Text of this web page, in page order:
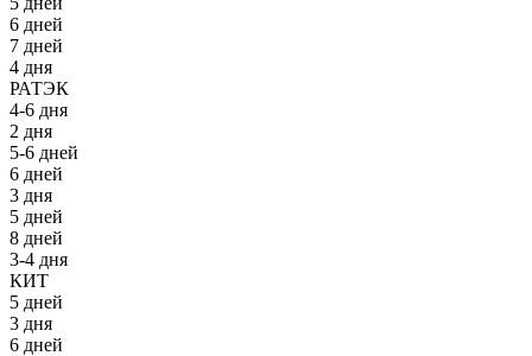
6 дней
7 дней
4 дня
РАТЭК
4-6 дня
2 дня
5-6 дней
6 дней
3 дня
5 дней
8 дней
3-4 дня
КИТ
5 дней
3 дня
6 дней